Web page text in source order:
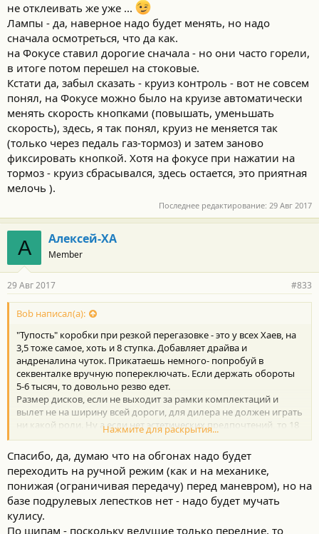
не отклеивать же уже ...
Лампы - да, наверное надо будет менять, но надо
сначала осмотреться, что да как.
на Фокусе ставил дорогие сначала - но они часто горели,
в итоге потом перешел на стоковые.
Кстати да, забыл сказать - круиз контроль - вот не совсем
понял, на Фокусе можно было на круизе автоматически
менять скорость кнопками (повышать, уменьшать
скорость), здесь, я так понял, круиз не меняется так
(только через педаль газ-тормоз) и затем заново
фиксировать кнопкой. Хотя на фокусе при нажатии на
тормоз - круиз сбрасывался, здесь остается, это приятная
мелочь ).
Последнее редактирование: 29 Авг 2017
А Алексей-ХА
Member
29 Авг 2017 #833
Bob написал(а):
"Тупость" коробки при резкой перегазовке - это у всех Хаев, на
3,5 тоже самое, хоть и 8 ступка. Добавляет драйва и
андреналина чуток. Прикатаешь немного- попробуй в
секвенталке вручную попереключать. Если держать обороты
5-6 тысяч, то довольно резво едет.
Размер дисков, если не выходит за рамки комплектаций и
вылет не на ширину всей дороги, для дилера не должен играть
ни какой роли. Ну а если нет эстетических предпочтений, то 18
резина бюджетней, можно просто переобуваться и все.
Покрышки 4*4 это "развод" маркетологов, они ещё и 24*24
напишут. А вот насчёт "шипов" как сказать. В ледяной колее
или ямке, въехав передом, может просто не выехать, не говоря
о троганье на подъем. Это не "пузотёрка" весом в тонну , масса
в 2 раза больше. Полный привод подтолкнёт, если что, а у тебя
его нет. Хотя какие сейчас в Украине зимы не знаю. В своё
время прожил в Днепре 26 лет, был и снег и гололёд, но в
Нажмите для раскрытия...
Спасибо, да, думаю что на обгонах надо будет
переходить на ручной режим (как и на механике,
понижая (ограничивая передачу) перед маневром), но на
базе подрулевых лепестков нет - надо будет мучать
кулису.
По шипам - поскольку ведущие только передние, то